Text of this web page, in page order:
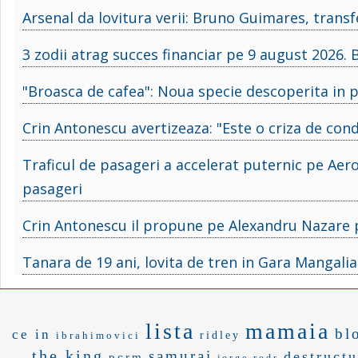
Arsenal da lovitura verii: Bruno Guimares,
3 zodii atrag succes financiar pe 9 august
"Broasca de cafea": Noua specie descoperita in
Crin Antonescu avertizeaza: "Este o criza de
Traficul de pasageri a accelerat puternic pe
pasageri
Crin Antonescu il propune pe Alexandru
Tanara de 19 ani, lovita de tren in Gara
ce in ibrahimovici lista ridley mamaia